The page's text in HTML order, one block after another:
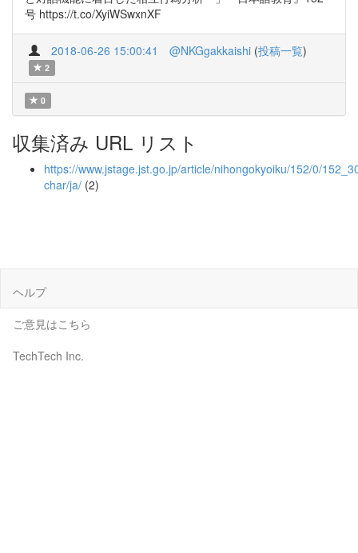
号 https://t.co/XyiWSwxnXF
2018-06-26 15:00:41 @NKGgakkaishi (投稿一覧)
2
0
収集済み URL リスト
https://www.jstage.jst.go.jp/article/nihongokyoiku/152/0/
char/ja/ (2)
ヘルプ
ご意見はこちら
TechTech Inc.